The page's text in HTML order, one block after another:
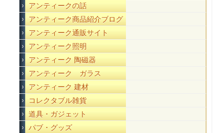
アンティークの話
アンティーク商品紹介ブログ
アンティーク通販サイト
アンティーク照明
アンティーク 陶磁器
アンティーク ガラス
アンティーク 建材
コレクタブル雑貨
道具・ガジェット
パブ・グッズ